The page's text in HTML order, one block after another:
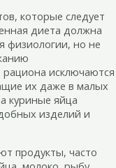
которые следует
диета должна
физиологии, но не
исключаются
их даже в малых
куриные яйца
изделий и
продукты, часто